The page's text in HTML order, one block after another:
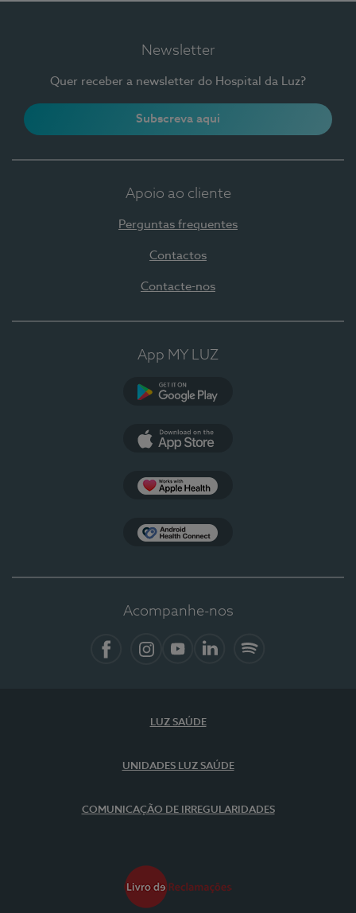
Newsletter
Quer receber a newsletter do Hospital da Luz?
Subscreva aqui
Apoio ao cliente
Perguntas frequentes
Contactos
Contacte-nos
App MY LUZ
Acompanhe-nos
LUZ SAÚDE
UNIDADES LUZ SAÚDE
COMUNICAÇÃO DE IRREGULARIDADES